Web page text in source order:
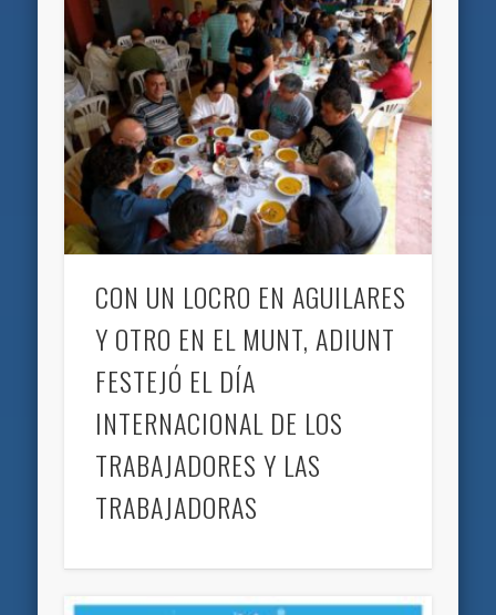
CON UN LOCRO EN AGUILARES
Y OTRO EN EL MUNT, ADIUNT
FESTEJÓ EL DÍA
INTERNACIONAL DE LOS
TRABAJADORES Y LAS
TRABAJADORAS